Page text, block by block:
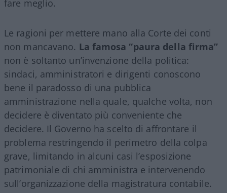
fare meglio.
Le ragioni per mettere mano alla Corte dei conti
non mancavano. La famosa “paura della firma”
non è soltanto un’invenzione della politica:
sindaci, amministratori e dirigenti conoscono
bene il paradosso di una pubblica
amministrazione nella quale, qualche volta, non
decidere è diventato più conveniente che
decidere. Il Governo ha scelto di affrontare il
problema restringendo il perimetro della colpa
grave, limitando in alcuni casi l’esposizione
patrimoniale di chi amministra e intervenendo
sull’organizzazione della magistratura contabile.